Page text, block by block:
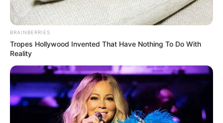
BRAINBERRIES
Tropes Hollywood Invented That Have Nothing To Do With
Reality